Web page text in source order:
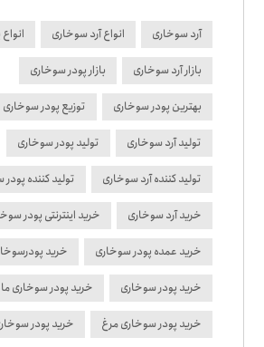
آرد سوخاری انواع آرد سوخاری
بازار آرد سوخاری بازار پودر سوخاری
بهترین پودر سوخاری توزیع پودر سوخاری
تولید آرد سوخاری تولید پودر سوخاری
تولید کننده آرد سوخاری تولید کننده
خرید آرد سوخاری خرید اینترنتی پودر
خرید عمده پودر سوخاری خرید
خرید پودر سوخاری خرید پودر سوخاری
خرید پودر سوخاری مرغ خرید پودر